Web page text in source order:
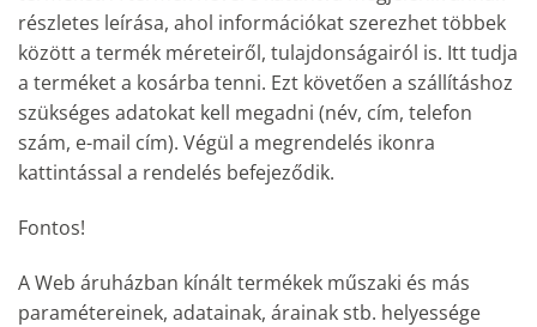
részletes leírása, ahol információkat szerezhet többek
között a termék méreteiről, tulajdonságairól is. Itt tudja
a terméket a kosárba tenni. Ezt követően a szállításhoz
szükséges adatokat kell megadni (név, cím, telefon
szám, e-mail cím). Végül a megrendelés ikonra
kattintással a rendelés befejeződik.
Fontos!
A Web áruházban kínált termékek műszaki és más
paramétereinek, adatainak, árainak stb. helyessége